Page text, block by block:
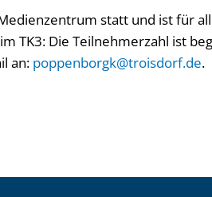
statt und ist für
TK3: Die Teilnehmerzahl ist
an: poppenborgk@troisdorf.de.